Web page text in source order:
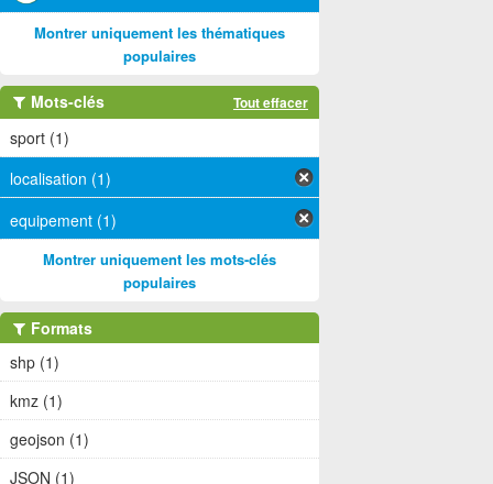
Montrer uniquement les thématiques
populaires
Mots-clés Tout effacer
sport (1)
localisation (1)
equipement (1)
Montrer uniquement les mots-clés
populaires
Formats
shp (1)
kmz (1)
geojson (1)
JSON (1)